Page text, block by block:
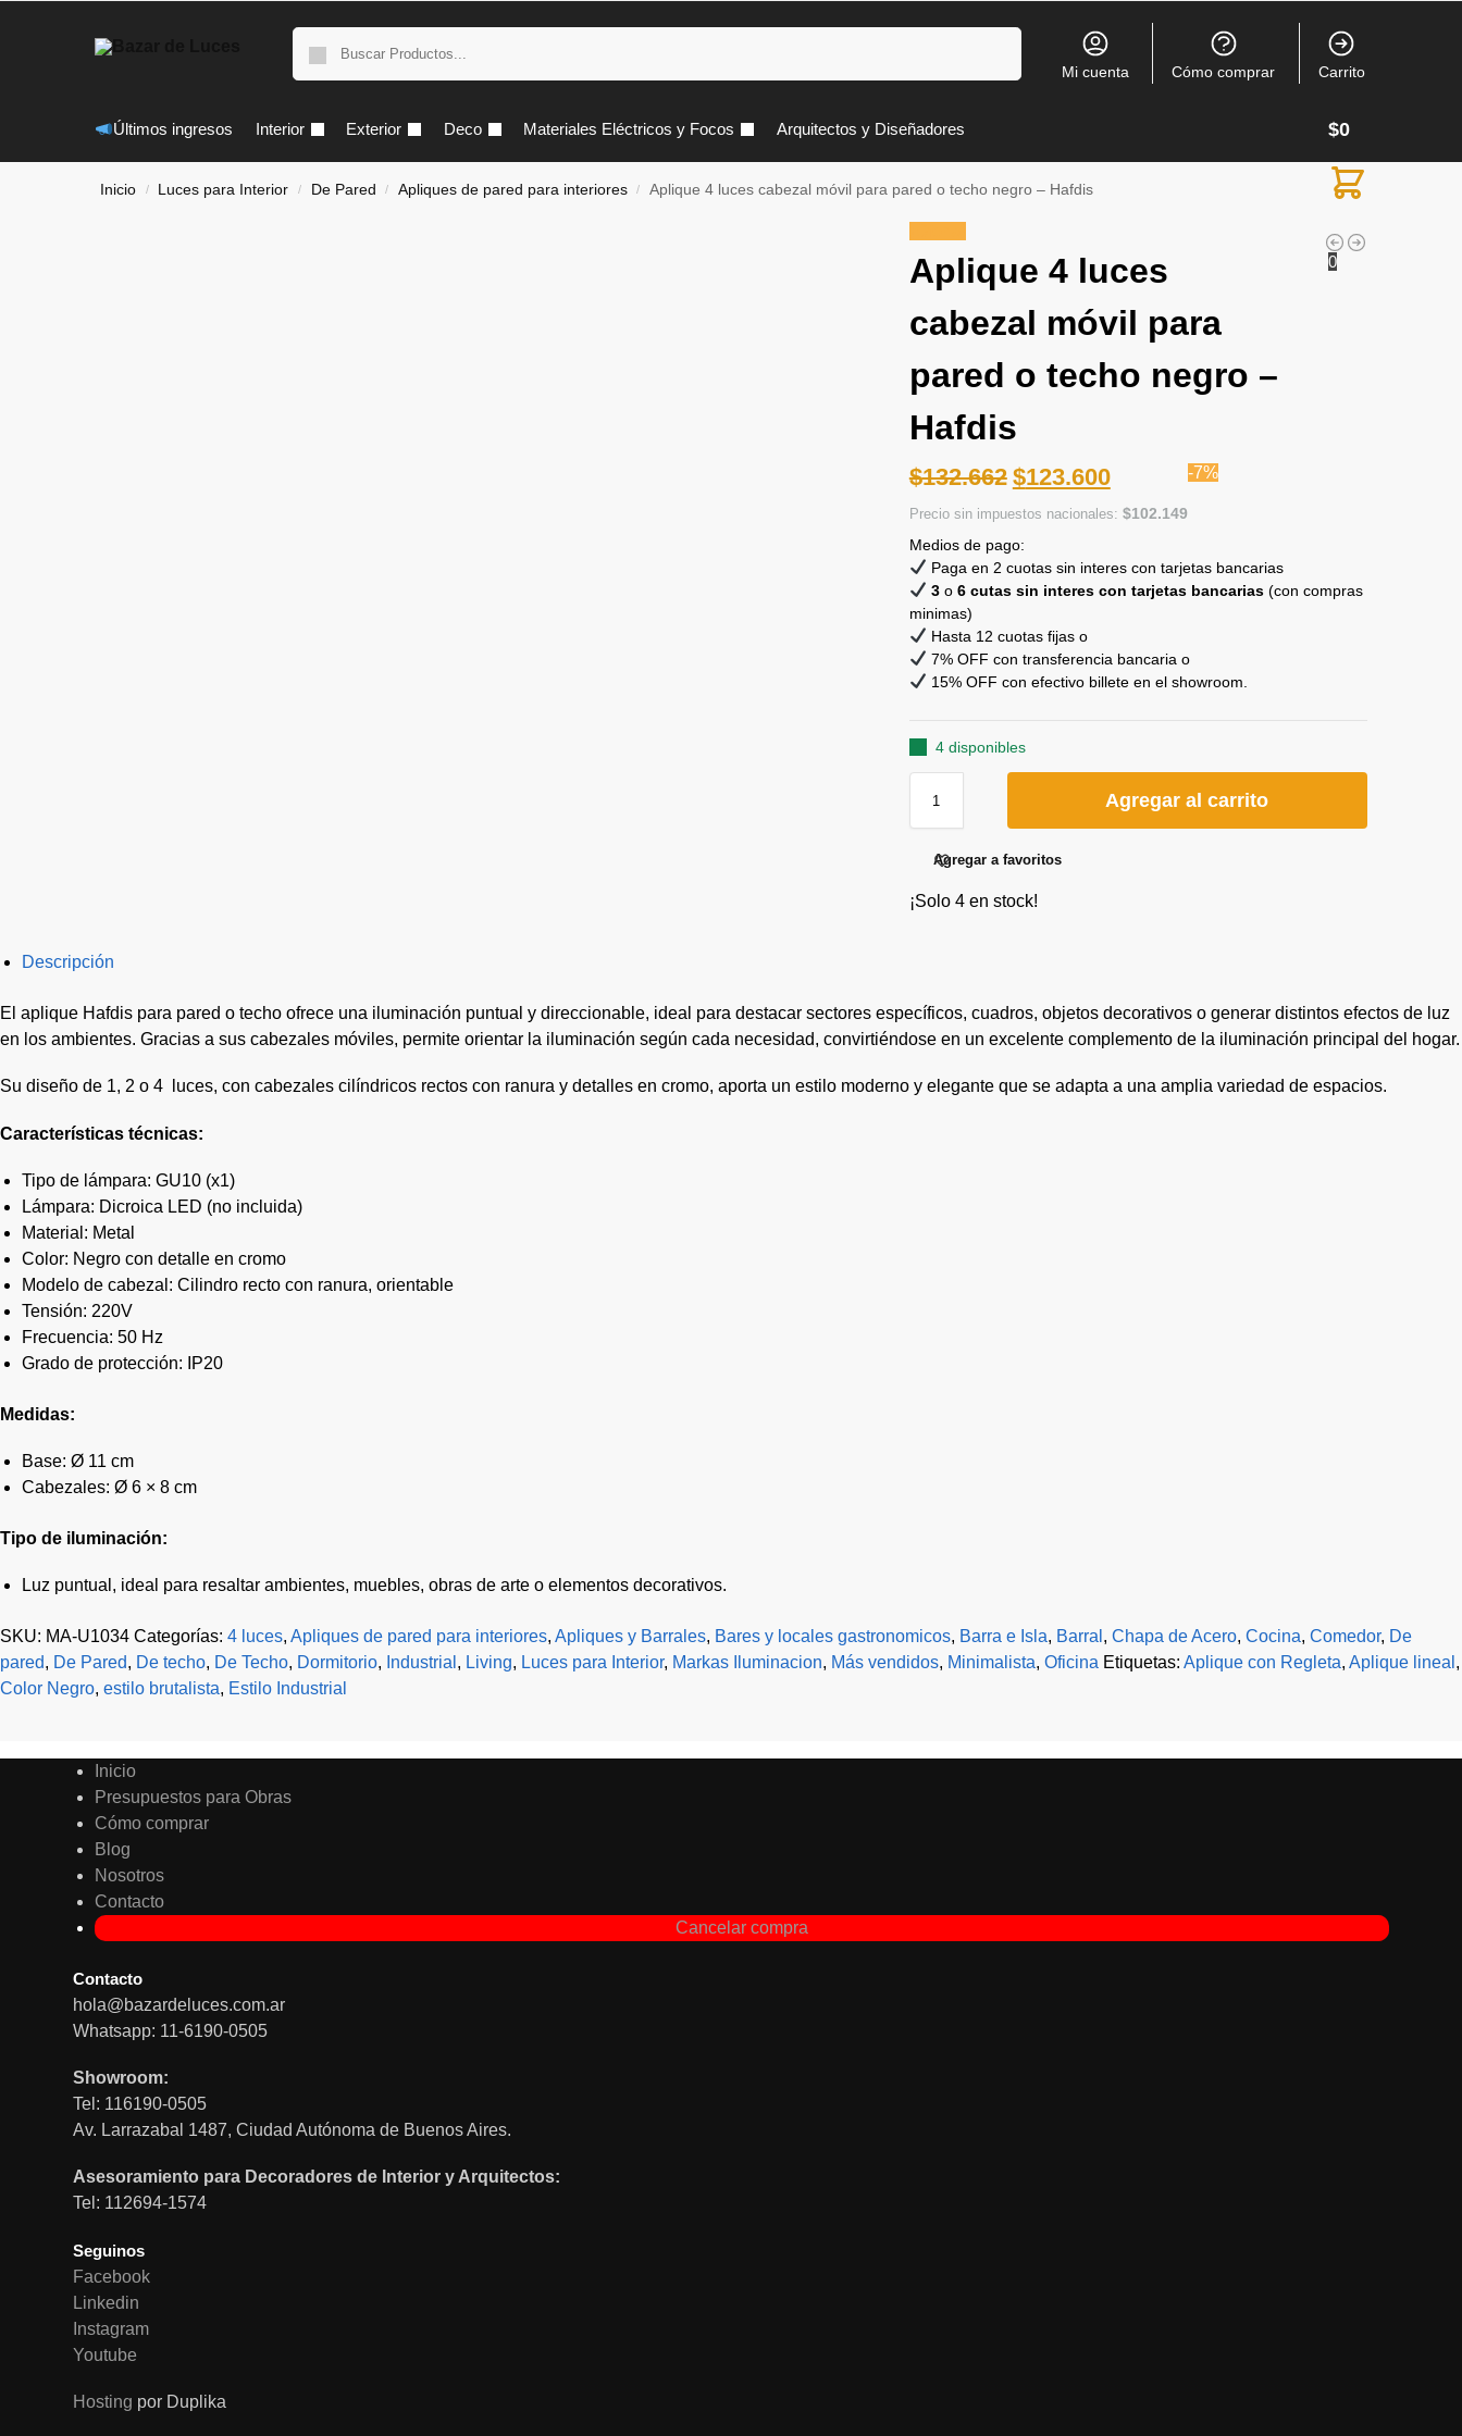
Mi cuenta Cómo comprar Carrito
Últimos ingresos Interior Exterior Deco Materiales Eléctricos y Focos Arquitectos y Diseñadores $0
0
Inicio / Luces para Interior / De Pared / Apliques de pared para interiores / Aplique 4 luces cabezal móvil para pared o techo negro – Hafdis
Aplique 4 luces
cabezal móvil para
pared o techo negro –
Hafdis
$132.662 $123.600
Precio sin impuestos nacionales: $102.149
-7%
Medios de pago:
Paga en 2 cuotas sin interes con tarjetas bancarias
3o 6 cutas sin interes con tarjetas bancarias(con compras
minimas)
Hasta 12 cuotas fijas o
7% OFF con transferencia bancaria o
15% OFF con efectivo billete en el showroom.
4 disponibles
Agregar al carrito
Agregar a favoritos
¡Solo 4 en stock!
Descripción
El aplique Hafdis para pared o techo ofrece una iluminación puntual y direccionable, ideal para destacar sectores específicos, cuadros, objetos decorativos o generar distintos efectos de luz
en los ambientes. Gracias a sus cabezales móviles, permite orientar la iluminación según cada necesidad, convirtiéndose en un excelente complemento de la iluminación principal del hogar.
Su diseño de 1, 2 o 4 luces, con cabezales cilíndricos rectos con ranura y detalles en cromo, aporta un estilo moderno y elegante que se adapta a una amplia variedad de espacios.
Características técnicas:
Tipo de lámpara: GU10 (x1)
Lámpara: Dicroica LED (no incluida)
Material: Metal
Color: Negro con detalle en cromo
Modelo de cabezal: Cilindro recto con ranura, orientable
Tensión: 220V
Frecuencia: 50 Hz
Grado de protección: IP20
Medidas:
Base: Ø 11 cm
Cabezales: Ø 6 × 8 cm
Tipo de iluminación:
Luz puntual, ideal para resaltar ambientes, muebles, obras de arte o elementos decorativos.
SKU: MA-U1034 Categorías: 4 luces, Apliques de pared para interiores, Apliques y Barrales, Bares y locales gastronomicos, Barra e Isla, Barral , Chapa de Acero, Cocina, Comedor, De
pared, De Pared, De techo, De Techo, Dormitorio, Industrial , Living, Luces para Interior, Markas Iluminacion, Más vendidos, Minimalista, Oficina Etiquetas: Aplique con Regleta, Aplique lineal ,
Color Negro, estilo brutalista, Estilo Industrial
Inicio
Presupuestos para Obras
Cómo comprar
Blog
Nosotros
Contacto
Cancelar compra
Contacto
hola@bazardeluces.com.ar
Whatsapp: 11-6190-0505
Showroom:
Tel: 116190-0505
Av. Larrazabal 1487, Ciudad Autónoma de Buenos Aires.
Asesoramiento para Decoradores de Interior y Arquitectos:
Tel: 112694-1574
Seguinos
Facebook
Linkedin
Instagram
Youtube
Hosting por Duplika